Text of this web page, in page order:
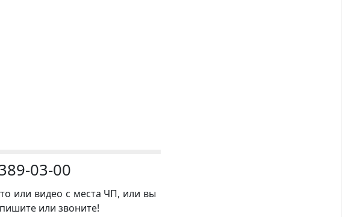
03-00
или видео с места ЧП, или вы
или звоните!